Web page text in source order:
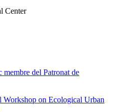
Center
membre del Patronat de
on Ecological Urban